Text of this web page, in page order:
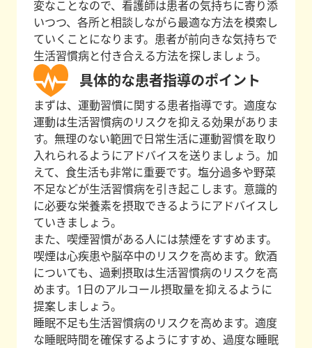
変なことなので、看護師は患者の気持ちに寄り添
いつつ、各所と相談しながら最適な方法を模索し
ていくことになります。患者が前向きな気持ちで
生活習慣病と付き合える方法を探しましょう。
具体的な患者指導のポイント
まずは、運動習慣に関する患者指導です。適度な
運動は生活習慣病のリスクを抑える効果がありま
す。無理のない範囲で日常生活に運動習慣を取り
入れられるようにアドバイスを送りましょう。加
えて、食生活も非常に重要です。塩分過多や野菜
不足などが生活習慣病を引き起こします。意識的
に必要な栄養素を摂取できるようにアドバイスし
ていきましょう。
また、喫煙習慣がある人には禁煙をすすめます。
喫煙は心疾患や脳卒中のリスクを高めます。飲酒
についても、過剰摂取は生活習慣病のリスクを高
めます。1日のアルコール摂取量を抑えるように
提案しましょう。
睡眠不足も生活習慣病のリスクを高めます。適度
な睡眠時間を確保するようにすすめ、過度な睡眠